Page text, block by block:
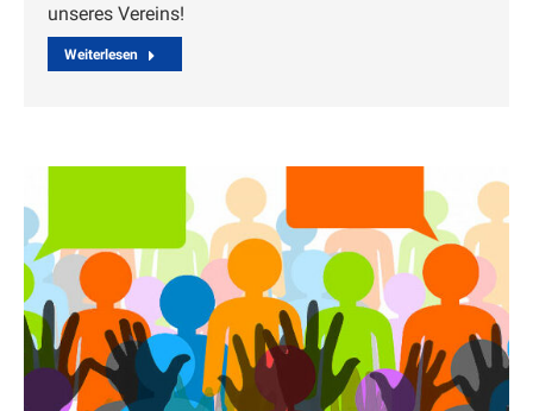
unseres Vereins!
Weiterlesen